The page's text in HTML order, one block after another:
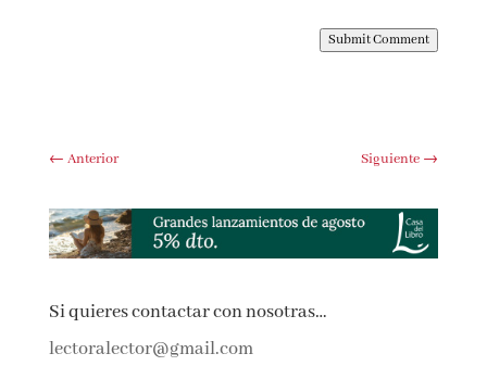
Submit Comment
← Anterior Siguiente →
Si quieres contactar con nosotras…
lectoralector@gmail.com